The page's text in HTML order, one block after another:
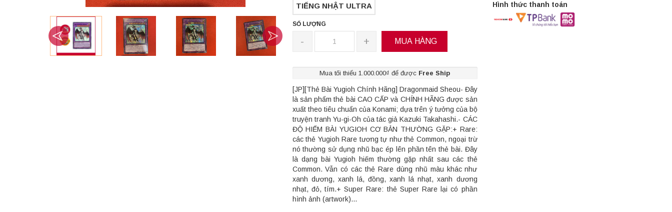
TIẾNG NHẬT ULTRA
SỐ LƯỢNG
- + MUA HÀNG
Mua tối thiểu 1.000.000₫ để được Free Ship
[JP][Thẻ Bài Yugioh Chính Hãng] Dragonmaid Sheou- Đây
là sản phẩm thẻ bài CAO CẤP và CHÍNH HÃNG được sản
xuất theo tiêu chuẩn của Konami; dựa trên ý tưởng của bộ
truyện tranh Yu-gi-Oh của tác giả Kazuki Takahashi.- CÁC
ĐỘ HIẾM BÀI YUGIOH CƠ BẢN THƯỜNG GẶP:+ Rare:
các thẻ Yugioh Rare tương tự như thẻ Common, ngoại trừ
nó thường sử dụng nhũ bạc ép lên phần tên thẻ bài. Đây
là dạng bài Yugioh hiếm thường gặp nhất sau các thẻ
Common. Vẫn có các thẻ Rare dùng nhũ màu khác như
xanh dương, xanh lá, đồng, xanh lá nhạt, xanh dương
nhạt, đỏ, tím.+ Super Rare: thẻ Super Rare lại có phần
hình ảnh (artwork)...
Hình thức thanh toán